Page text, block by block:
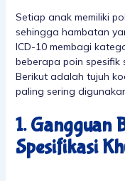
Setiap anak memiliki
sehingga hambatan
ICD-10 membagi
beberapa poin
Berikut adalah tujuh
paling sering
1. Gangguan
Spesifikasi